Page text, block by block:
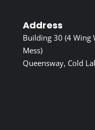
Address
Building 30 (4 Wing
Mess)
Queensway, Cold